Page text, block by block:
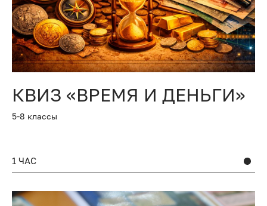
КВИЗ «ВРЕМЯ И ДЕНЬГИ»
5-8 классы
1 ЧАС